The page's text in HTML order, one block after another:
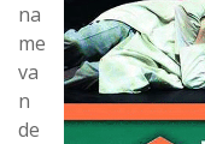
na
me
va
n
de